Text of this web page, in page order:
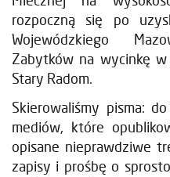
rozpoczną się po
Wojewódzkiego
Zabytków na wycinkę
Stary Radom.
Skierowaliśmy pisma:
mediów, które
opisane nieprawdziwe
zapisy i prośbę o